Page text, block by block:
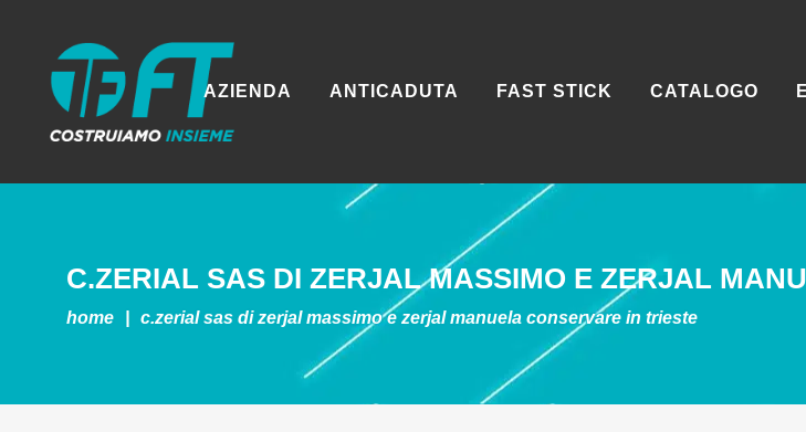
AZIENDA ANTICADUTA FAST STICK CATALOGO
C.ZERIAL SAS DI ZERJAL MASSIMO E ZERJAL
home c.zerial sas di zerjal massimo e zerjal manuela conservare in trieste